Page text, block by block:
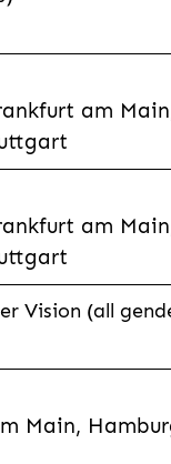
am
am
Vision (all
Main,